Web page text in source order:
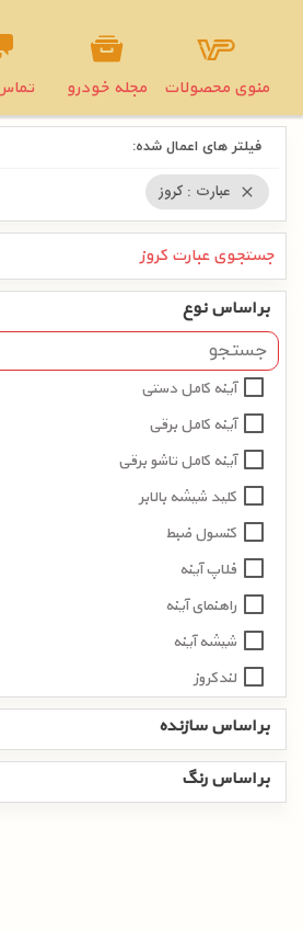
فیلتر های اعمال شده:
عبارت : کروز close
جستجوی عبارت کروز
بر اساس نوع
آینه کامل دستی
آینه کامل برقی
آینه کامل تاشو برقی
کلید شیشه بالابر
کنسول ضبط
فلاپ آینه
راهنمای آینه
شیشه آینه
لندکروز
بر اساس سازنده
بر اساس رنگ
منوی محصولات مجله خودرو